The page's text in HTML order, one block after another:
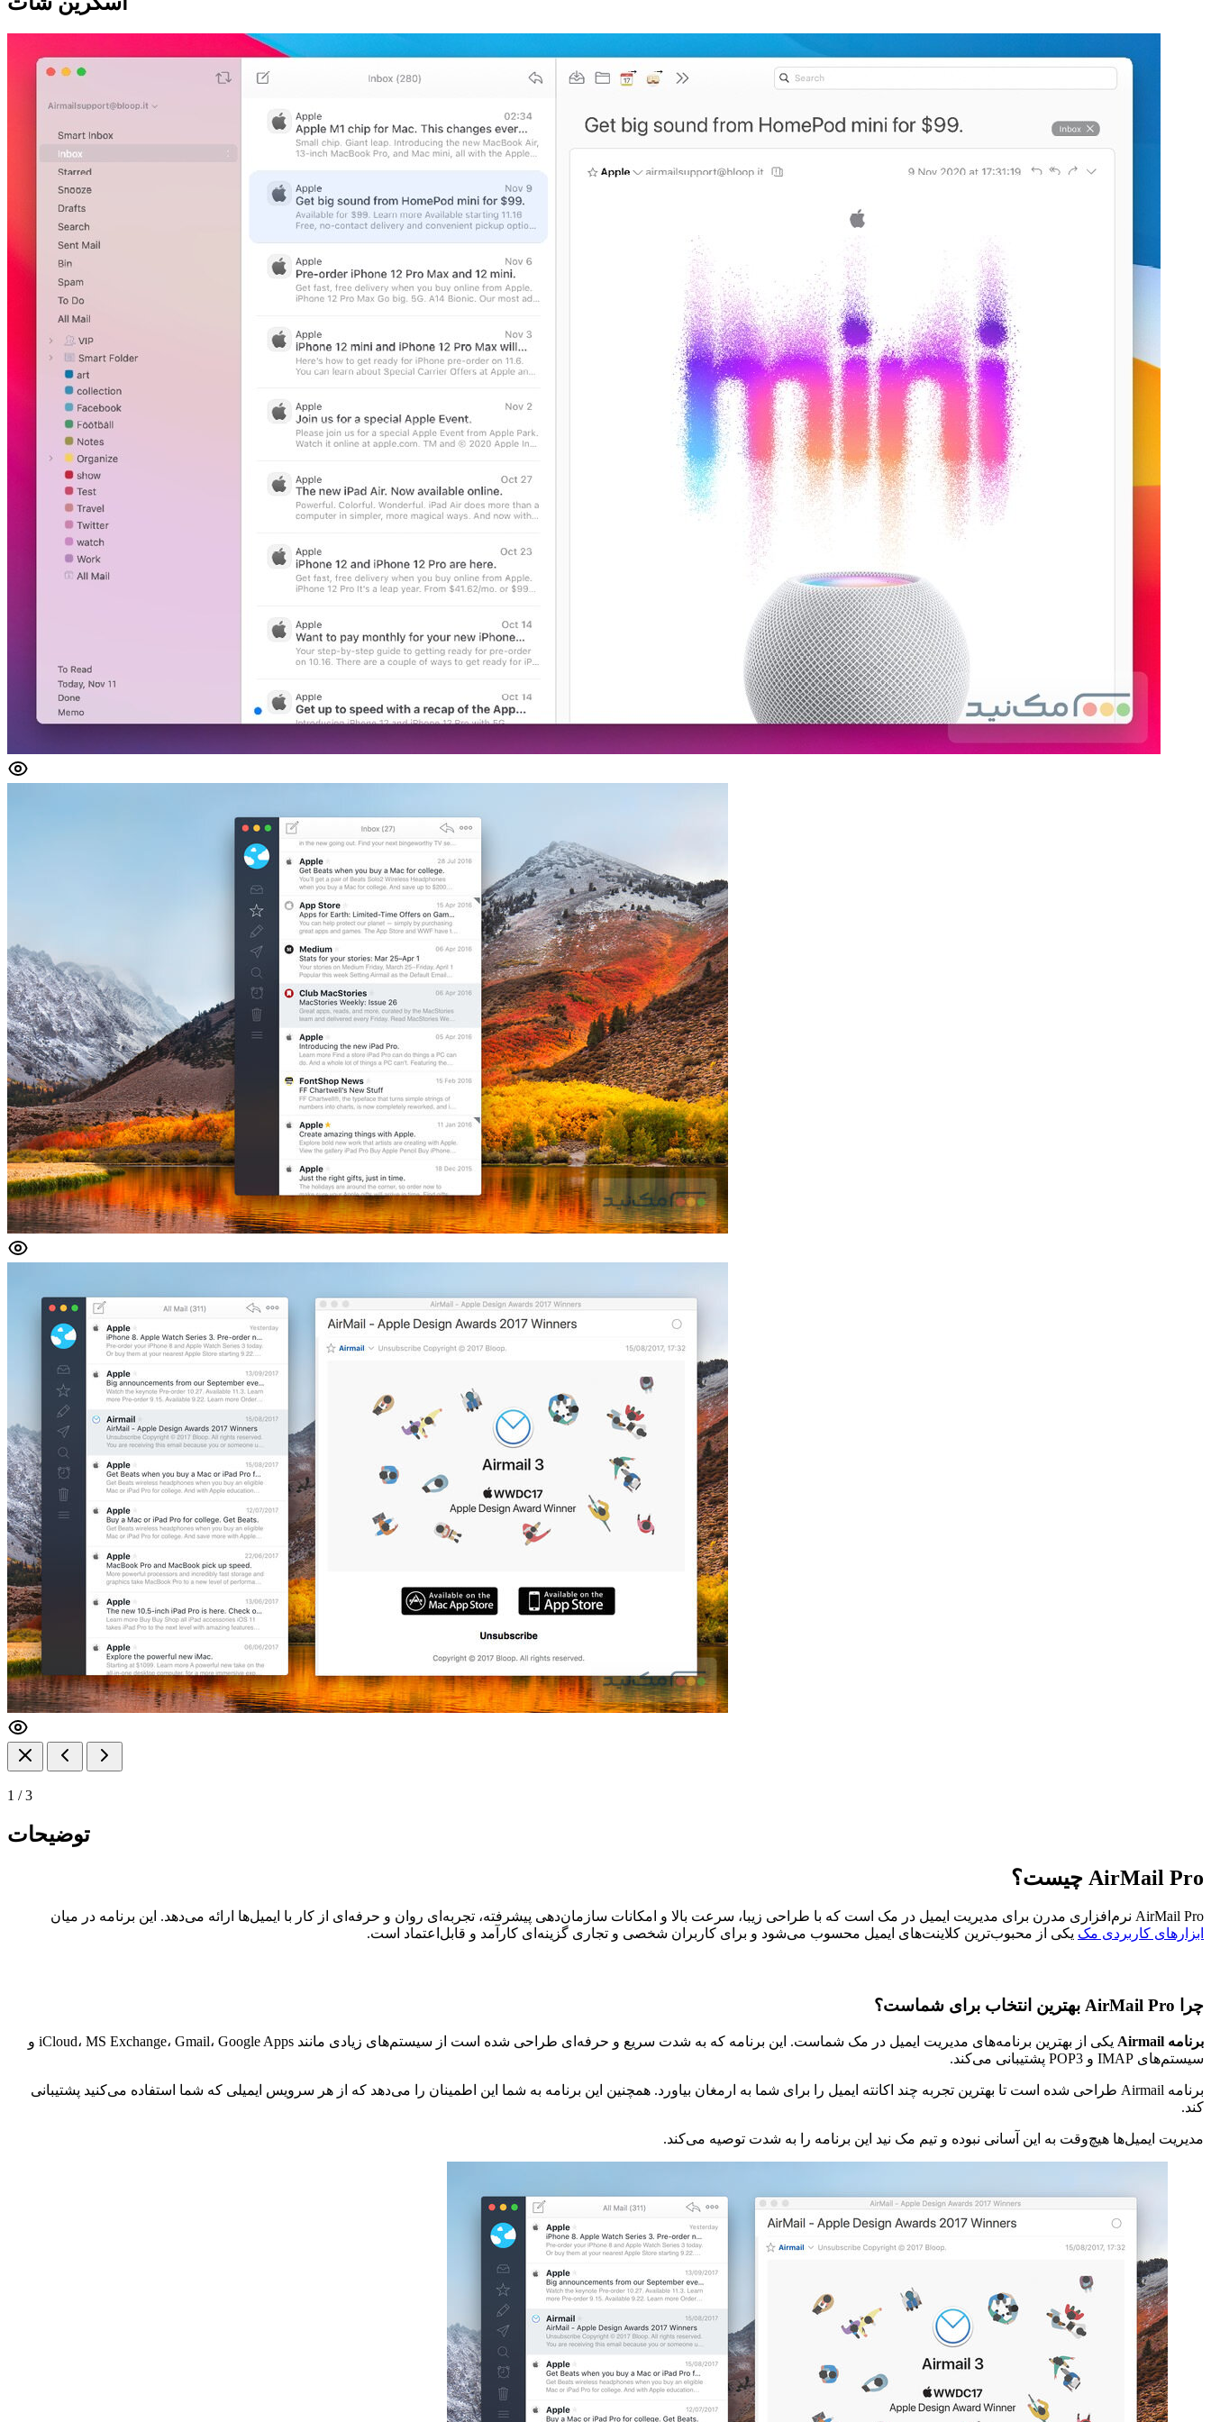
1 /3
توضیحات
AirMail Pro چیست؟
AirMail Pro نرم‌افزاری مدرن برای مدیریت ایمیل در مک است که با طراحی زیبا، سرعت بالا و امکانات سازمان‌دهی پیشرفته، تجربه‌ای روان و حرفه‌ای از کار با ایمیل‌ها ارائه می‌دهد. این برنامه در میان
ابزارهای کاربردی مک یکی از محبوب‌ترین کلاینت‌های ایمیل محسوب می‌شود و برای کاربران شخصی و تجاری گزینه‌ای کارآمد و قابل‌اعتماد است.
چرا AirMail Pro بهترین انتخاب برای شماست؟
برنامه Airmail
یکی از بهترین برنامه‌های مدیریت ایمیل در مک شماست. این برنامه که به شدت سریع و حرفه‌ای طراحی شده است از سیستم‌های زیادی مانند iCloud، MS Exchange، Gmail، Google Apps و
سیستم‌های IMAP و POP3 پشتیبانی می‌کند.
برنامه Airmail طراحی شده است تا بهترین تجربه چند اکانته ایمیل را برای شما به ارمغان بیاورد. همچنین این برنامه به شما این اطمینان را می‌دهد که از هر سرویس ایمیلی که شما استفاده می‌کنید پشتیبانی
کند.
مدیریت ایمیل‌ها هیچ‌وقت به این آسانی نبوده و تیم مک نید این برنامه را به شدت توصیه می‌کند.